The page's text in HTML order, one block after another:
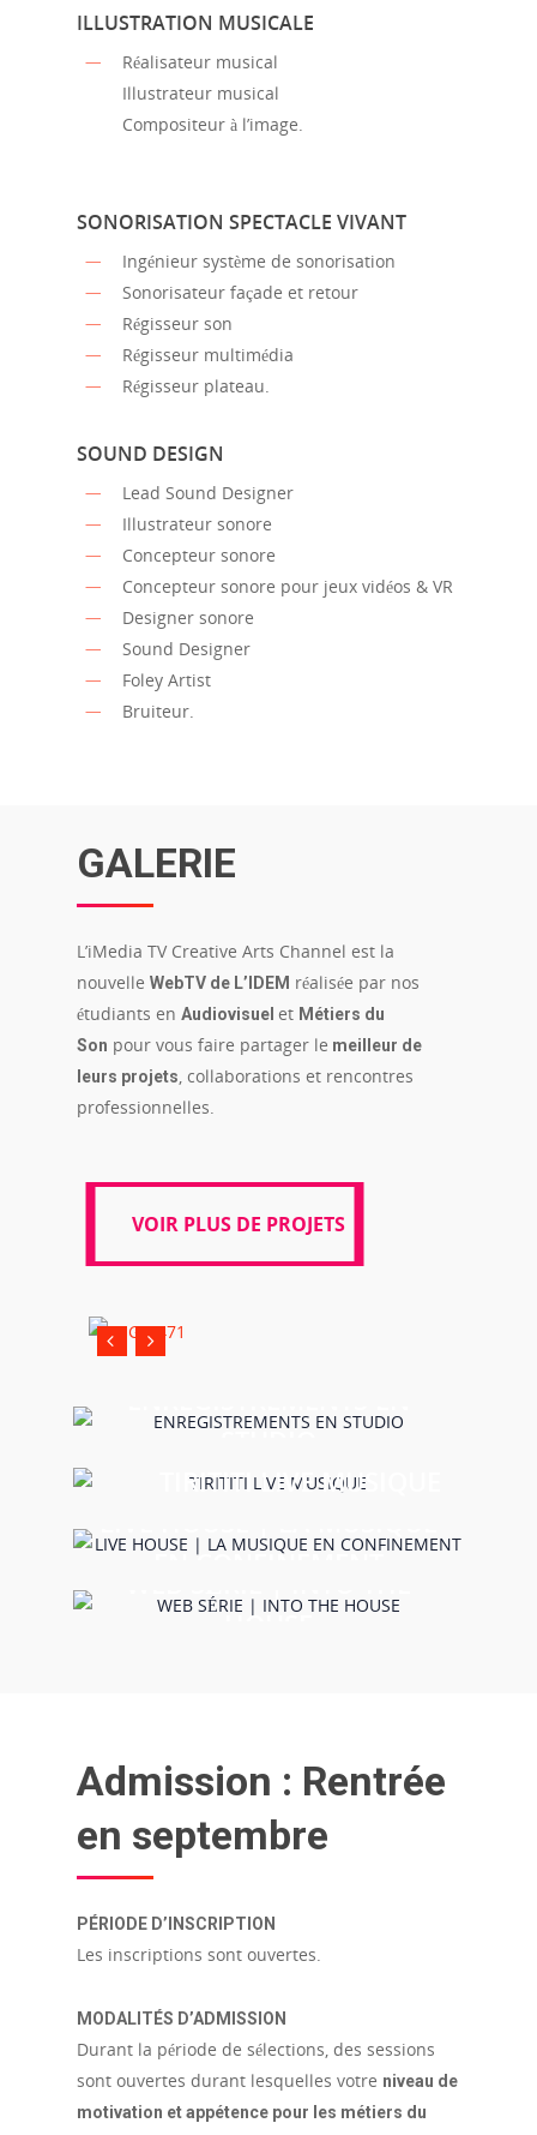
ILLUSTRATION MUSICALE
Réalisateur musical
Illustrateur musical
Compositeur à l’image.
SONORISATION SPECTACLE VIVANT
Ingénieur système de sonorisation
Sonorisateur façade et retour
Régisseur son
Régisseur multimédia
Régisseur plateau.
SOUND DESIGN
Lead Sound Designer
Illustrateur sonore
Concepteur sonore
Concepteur sonore pour jeux vidéos & VR
Designer sonore
Sound Designer
Foley Artist
Bruiteur.
GALERIE
L’iMedia TV Creative Arts Channel est la
nouvelle WebTV de L’IDEM réalisée par nos
étudiants en Audiovisuel et Métiers du
Son pour vous faire partager le meilleur de
leurs projets, collaborations et rencontres
professionnelles.
VOIR PLUS DE PROJETS
VOIR PLUS DE PROJETS
STUDIO
TIRITITI LIVE MUSIQUE
EN CONFINEMENT
HOUSE
Admission : Rentrée
en septembre
PÉRIODE D’INSCRIPTION
Les inscriptions sont ouvertes.
MODALITÉS D’ADMISSION
Durant la période de sélections, des sessions
sont ouvertes durant lesquelles votre niveau de
motivation et appétence pour les métiers du